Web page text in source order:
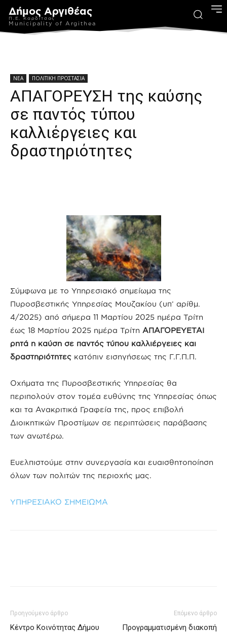
Δήμος Αργιθέας
Π.Ε. Καρδίτσας
Municipality of Argithea
ΝΕΑ ΠΟΛΙΤΙΚΗ ΠΡΟΣΤΑΣΙΑ
ΑΠΑΓΟΡΕΥΣΗ της καύσης
σε παντός τύπου
καλλιέργειες και
δραστηριότητες
Σύμφωνα με το Υπηρεσιακό σημείωμα της
Πυροσβεστικής Υπηρεσίας Μουζακίου (υπ’ αρίθμ.
4/2025) από σήμερα 11 Μαρτίου 2025 ημέρα Τρίτη
έως 18 Μαρτίου 2025 ημέρα Τρίτη ΑΠΑΓΟΡΕΥΕΤΑΙ
ρητά η καύση σε παντός τύπου καλλιέργειες και
δραστηριότητες κατόπιν εισηγήσεως της Γ.Γ.Π.Π.
Οχήματα της Πυροσβεστικής Υπηρεσίας θα
περιπολούν στον τομέα ευθύνης της Υπηρεσίας όπως
και τα Ανακριτικά Γραφεία της, προς επιβολή
Διοικητικών Προστίμων σε περιπτώσεις παράβασης
των ανωτέρω.
Ευελπιστούμε στην συνεργασία και ευαισθητοποίηση
όλων των πολιτών της περιοχής μας.
ΥΠΗΡΕΣΙΑΚΟ ΣΗΜΕΙΩΜΑ
Προηγούμενο άρθρο
Κέντρο Κοινότητας Δήμου
Επόμενο άρθρο
Προγραμματισμένη διακοπή